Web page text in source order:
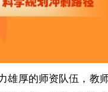
雄厚的师资队伍，教